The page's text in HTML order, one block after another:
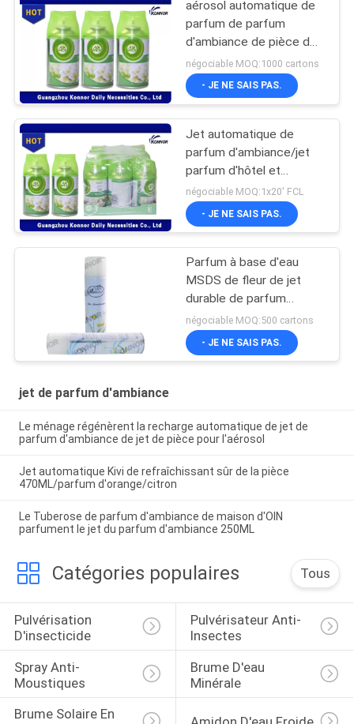
aérosol automatique de
parfum de parfum
d'ambiance de pièce de
recharge de jet du
parfum d'ambiance
250ml
négociable MOQ:1000 cartons
- JE NE SAIS PAS.
Jet automatique de
parfum d'ambiance/jet
parfum d'hôtel et
distributeur de parfum
d'ambiance de voiture
négociable MOQ:1x20' FCL
- JE NE SAIS PAS.
Parfum à base d'eau
MSDS de fleur de jet
durable de parfum
d'ambiance de ménage
négociable MOQ:500 cartons
- JE NE SAIS PAS.
jet de parfum d'ambiance
Le ménage régénèrent la recharge automatique de jet de
parfum d'ambiance de jet de pièce pour l'aérosol
Jet automatique Kivi de refraîchissant sûr de la pièce
470ML/parfum d'orange/citron
Le Tuberose de parfum d'ambiance de maison d'OIN
parfument le jet du parfum d'ambiance 250ML
Catégories populaires Tous
Pulvérisation
D'insecticide
Pulvérisateur Anti-
Insectes
Spray Anti-
Moustiques
Brume D'eau
Minérale
Brume Solaire En